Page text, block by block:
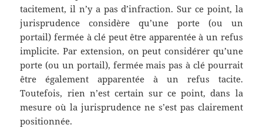
tacitement, il n’y a pas d’infraction. Sur ce point, la
jurisprudence considère qu’une porte (ou un
portail) fermée à clé peut être apparentée à un refus
implicite. Par extension, on peut considérer qu’une
porte (ou un portail), fermée mais pas à clé pourrait
être également apparentée à un refus tacite.
Toutefois, rien n’est certain sur ce point, dans la
mesure où la jurisprudence ne s’est pas clairement
positionnée.